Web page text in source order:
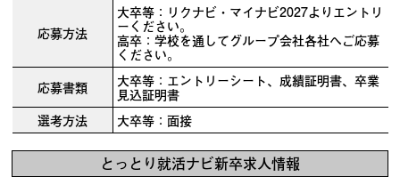
応募方法
大卒等：リクナビ・マイナビ2027よりエントリ
ーください。
高卒：学校を通してグループ会社各社へご応募
ください。
応募書類
大卒等：エントリーシート、成績証明書、卒業
見込証明書
選考方法
大卒等：面接
とっとり就活ナビ新卒求人情報